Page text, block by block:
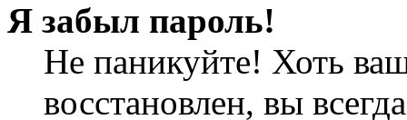
Я забыл пароль!
Не паникуйте! Хоть
восстановлен, вы